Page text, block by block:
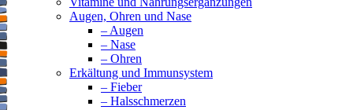
Augen, Ohren und Nase
– Augen
– Nase
– Ohren
Erkältung und Immunsystem
– Fieber
– Halsschmerzen